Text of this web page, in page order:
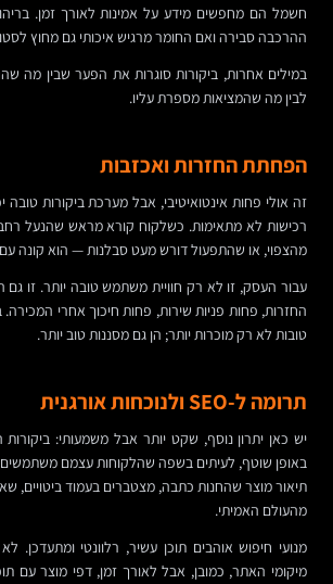
חשמל הם מחפשים מידע על אמינות לאורך זמן.
ההרכבה סבירה ואם החומר מרגיש איכותי גם מחוץ
במילים אחרות, ביקורות סוגרות את הפער שבין מה
לבין מה שהמציאות מספרת עליו.
הפחתת החזרות ואכזבות
זה אולי פחות אינטואיטיבי, אבל מערכת ביקורות טובה
רכישות לא מתאימות. כשלקוח קורא מראש שהנעל
מהצפוי, או שהתפעול דורש מעט סבלנות — הוא קונה עם
עבור העסק, זו לא רק חוויית משתמש טובה יותר. זו
החזרות, פחות פניות שירות, פחות חיכוך אחרי המכירה.
טובות לא רק מוכרות יותר; הן גם מסננות טוב יותר.
תרומה ל-SEO ולנוכחות אורגנית
יש כאן יתרון נוסף, שקט יותר אבל משמעותי:
באופן שוטף, לעיתים בשפה שהלקוחות עצמם
תיאור מוצר שהחנות כתבה, מצטברים בעמוד ביטויים,
מהעולם האמיתי.
מנועי חיפוש אוהבים תוכן עשיר, רלוונטי
מיקומי האתר, כמובן, אבל לאורך זמן, דפי מוצר עם